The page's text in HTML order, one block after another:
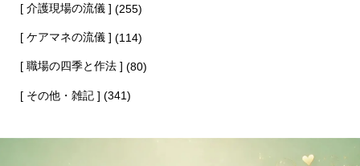
[ 介護現場の流儀 ] (255)
[ ケアマネの流儀 ] (114)
[ 職場の四季と作法 ] (80)
[ その他・雑記 ] (341)